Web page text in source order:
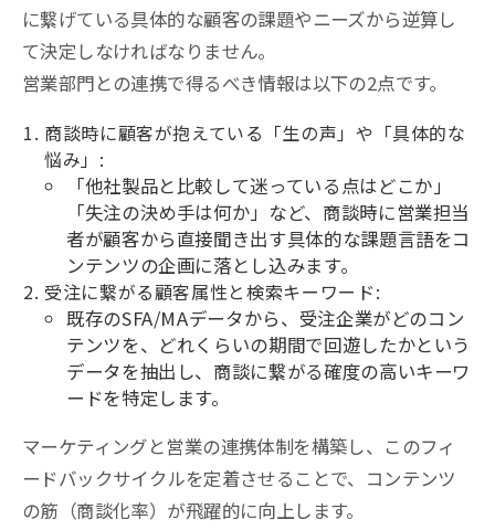
に繋げている具体的な顧客の課題やニーズから逆算し
て決定しなければなりません。
営業部門との連携で得るべき情報は以下の2点です。
商談時に顧客が抱えている「生の声」や「具体的な
悩み」:
「他社製品と比較して迷っている点はどこか」
「失注の決め手は何か」など、商談時に営業担当
者が顧客から直接聞き出す具体的な課題言語をコ
ンテンツの企画に落とし込みます。
受注に繋がる顧客属性と検索キーワード:
既存のSFA/MAデータから、受注企業がどのコン
テンツを、どれくらいの期間で回遊したかという
データを抽出し、商談に繋がる確度の高いキーワ
ードを特定します。
マーケティングと営業の連携体制を構築し、このフィ
ードバックサイクルを定着させることで、コンテンツ
の筋（商談化率）が飛躍的に向上します。